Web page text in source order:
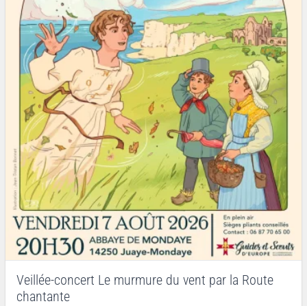
Veillée-concert Le murmure du vent par la Route
chantante